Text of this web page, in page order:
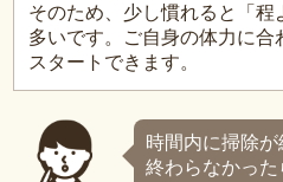
そのため、少し慣れると「
多いです。ご自身の体力に合
スタートできます。
時間内に掃除
終わらなかった